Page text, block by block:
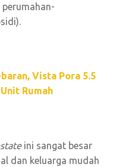
Vista Pora 5.5
Rumah
ini sangat besar
dan keluarga mudah